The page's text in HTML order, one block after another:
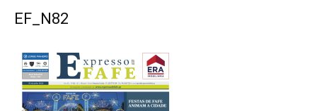
EF_N82